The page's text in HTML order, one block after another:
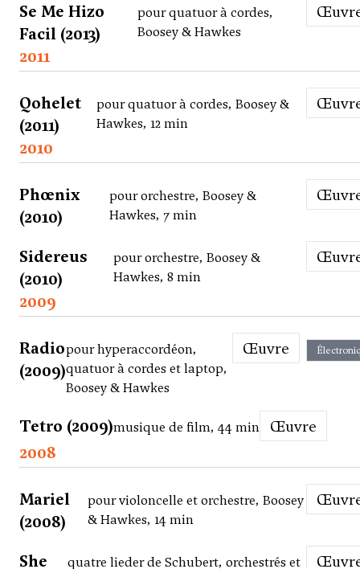
Se Me Hizo
Facil (2013)
pour quatuor à cordes,
Boosey & Hawkes
2011
Qohelet
(2011)
pour quatuor à cordes, Boosey &
Hawkes, 12 min
2010
Phœnix
(2010)
pour orchestre, Boosey &
Hawkes, 7 min
Sidereus
(2010)
pour orchestre, Boosey &
Hawkes, 8 min
2009
Radio
(2009)
pour hyperaccordéon,
quatuor à cordes et laptop,
Boosey & Hawkes
Œuvre
Tetro (2009)musique de film, 44 min
Œuvre
2008
Mariel
(2008)
pour violoncelle et orchestre, Boosey
& Hawkes, 14 min
She
quatre lieder de Schubert, orchestrés et